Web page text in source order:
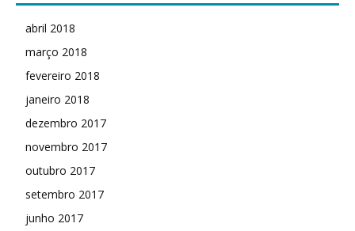
abril 2018
março 2018
fevereiro 2018
janeiro 2018
dezembro 2017
novembro 2017
outubro 2017
setembro 2017
junho 2017